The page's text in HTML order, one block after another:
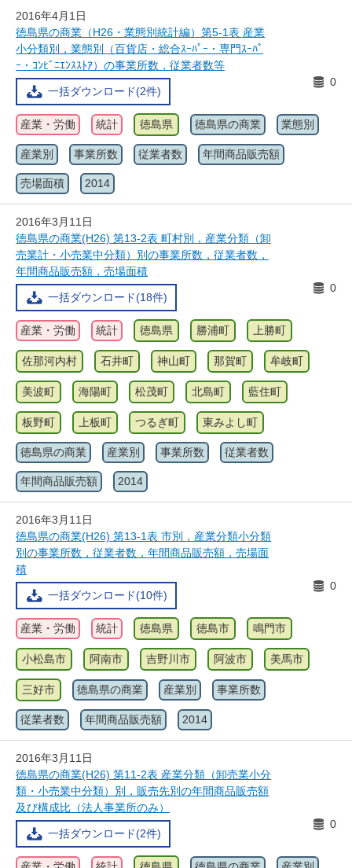
2016年4月1日
徳島県の商業（H26・業態別統計編）第5-1表 産業
小分類別，業態別（百貨店・総合ｽｰﾊﾟｰ・専門ｽｰﾊﾟ
ｰ・ｺﾝﾋﾞﾆｴﾝｽｽﾄｱ）の事業所数，従業者数等
一括ダウンロード(2件)
0
産業・労働 統計 徳島県 徳島県の商業 業態別
産業別 事業所数 従業者数 年間商品販売額
売場面積 2014
2016年3月11日
徳島県の商業(H26) 第13-2表 町村別，産業分類（卸
売業計・小売業中分類）別の事業所数，従業者数，
年間商品販売額，売場面積
一括ダウンロード(18件)
0
産業・労働 統計 徳島県 勝浦町 上勝町
佐那河内村 石井町 神山町 那賀町 牟岐町
美波町 海陽町 松茂町 北島町 藍住町
板野町 上板町 つるぎ町 東みよし町
徳島県の商業 産業別 事業所数 従業者数
年間商品販売額 2014
2016年3月11日
徳島県の商業(H26) 第13-1表 市別，産業分類小分類
別の事業所数，従業者数，年間商品販売額，売場面
積
一括ダウンロード(10件)
0
産業・労働 統計 徳島県 徳島市 鳴門市
小松島市 阿南市 吉野川市 阿波市 美馬市
三好市 徳島県の商業 産業別 事業所数
従業者数 年間商品販売額 2014
2016年3月11日
徳島県の商業(H26) 第11-2表 産業分類（卸売業小分
類・小売業中分類）別，販売先別の年間商品販売額
及び構成比（法人事業所のみ）
一括ダウンロード(2件)
0